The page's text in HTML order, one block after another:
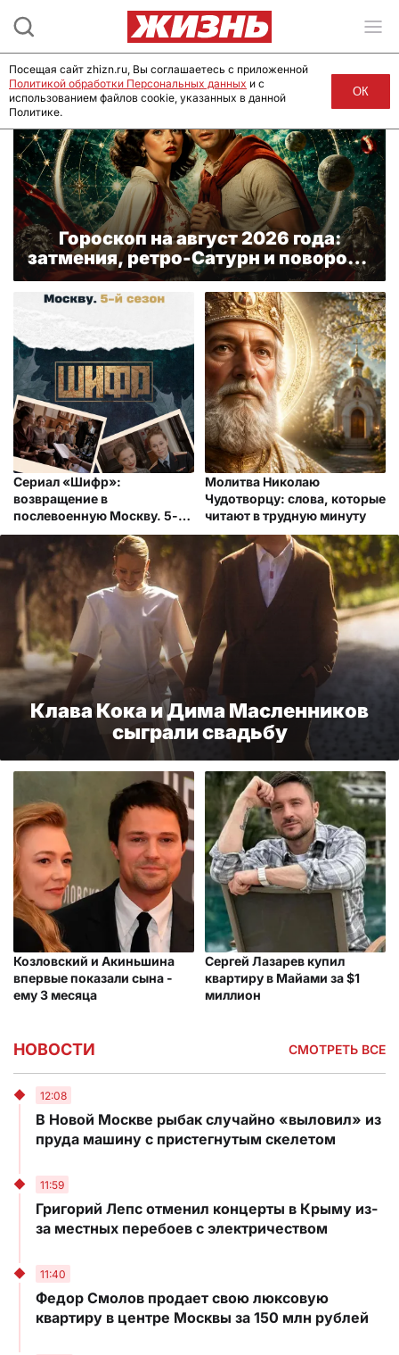
Гороскоп на август 2026 года:
затмения, ретро-Сатурн и повороты
судьбы
Сериал «Шифр»:
возвращение в
послевоенную Москву. 5-й
сезон
Молитва Николаю
Чудотворцу: слова, которые
читают в трудную минуту
Клава Кока и Дима Масленников
сыграли свадьбу
Козловский и Акиньшина
впервые показали сына -
ему 3 месяца
Сергей Лазарев купил
квартиру в Майами за $1
миллион
НОВОСТИ СМОТРЕТЬ ВСЕ
12:08
В Новой Москве рыбак случайно «выловил» из
пруда машину с пристегнутым скелетом
11:59
Григорий Лепс отменил концерты в Крыму из-
за местных перебоев с электричеством
11:40
Федор Смолов продает свою люксовую
квартиру в центре Москвы за 150 млн рублей
Посещая сайт zhizn.ru, Вы соглашаетесь с приложенной
Политикой обработки Персональных данных и с
использованием файлов cookie, указанных в данной
Политике.
ОК